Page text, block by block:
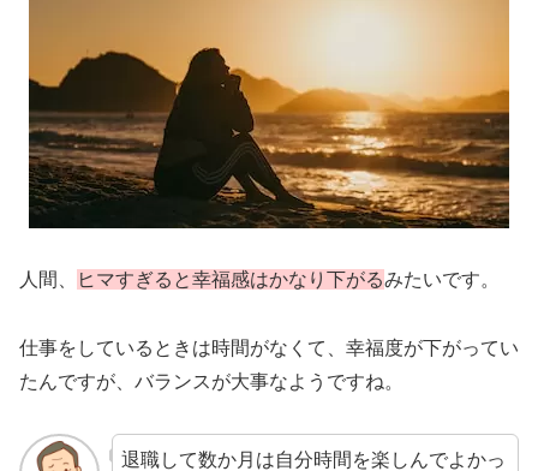
人間、 ヒマすぎると幸福感はかなり下がるみたいです。
仕事をしているときは時間がなくて、幸福度が下がってい
たんですが、バランスが大事なようですね。
退職して数か月は自分時間を楽しんでよかっ